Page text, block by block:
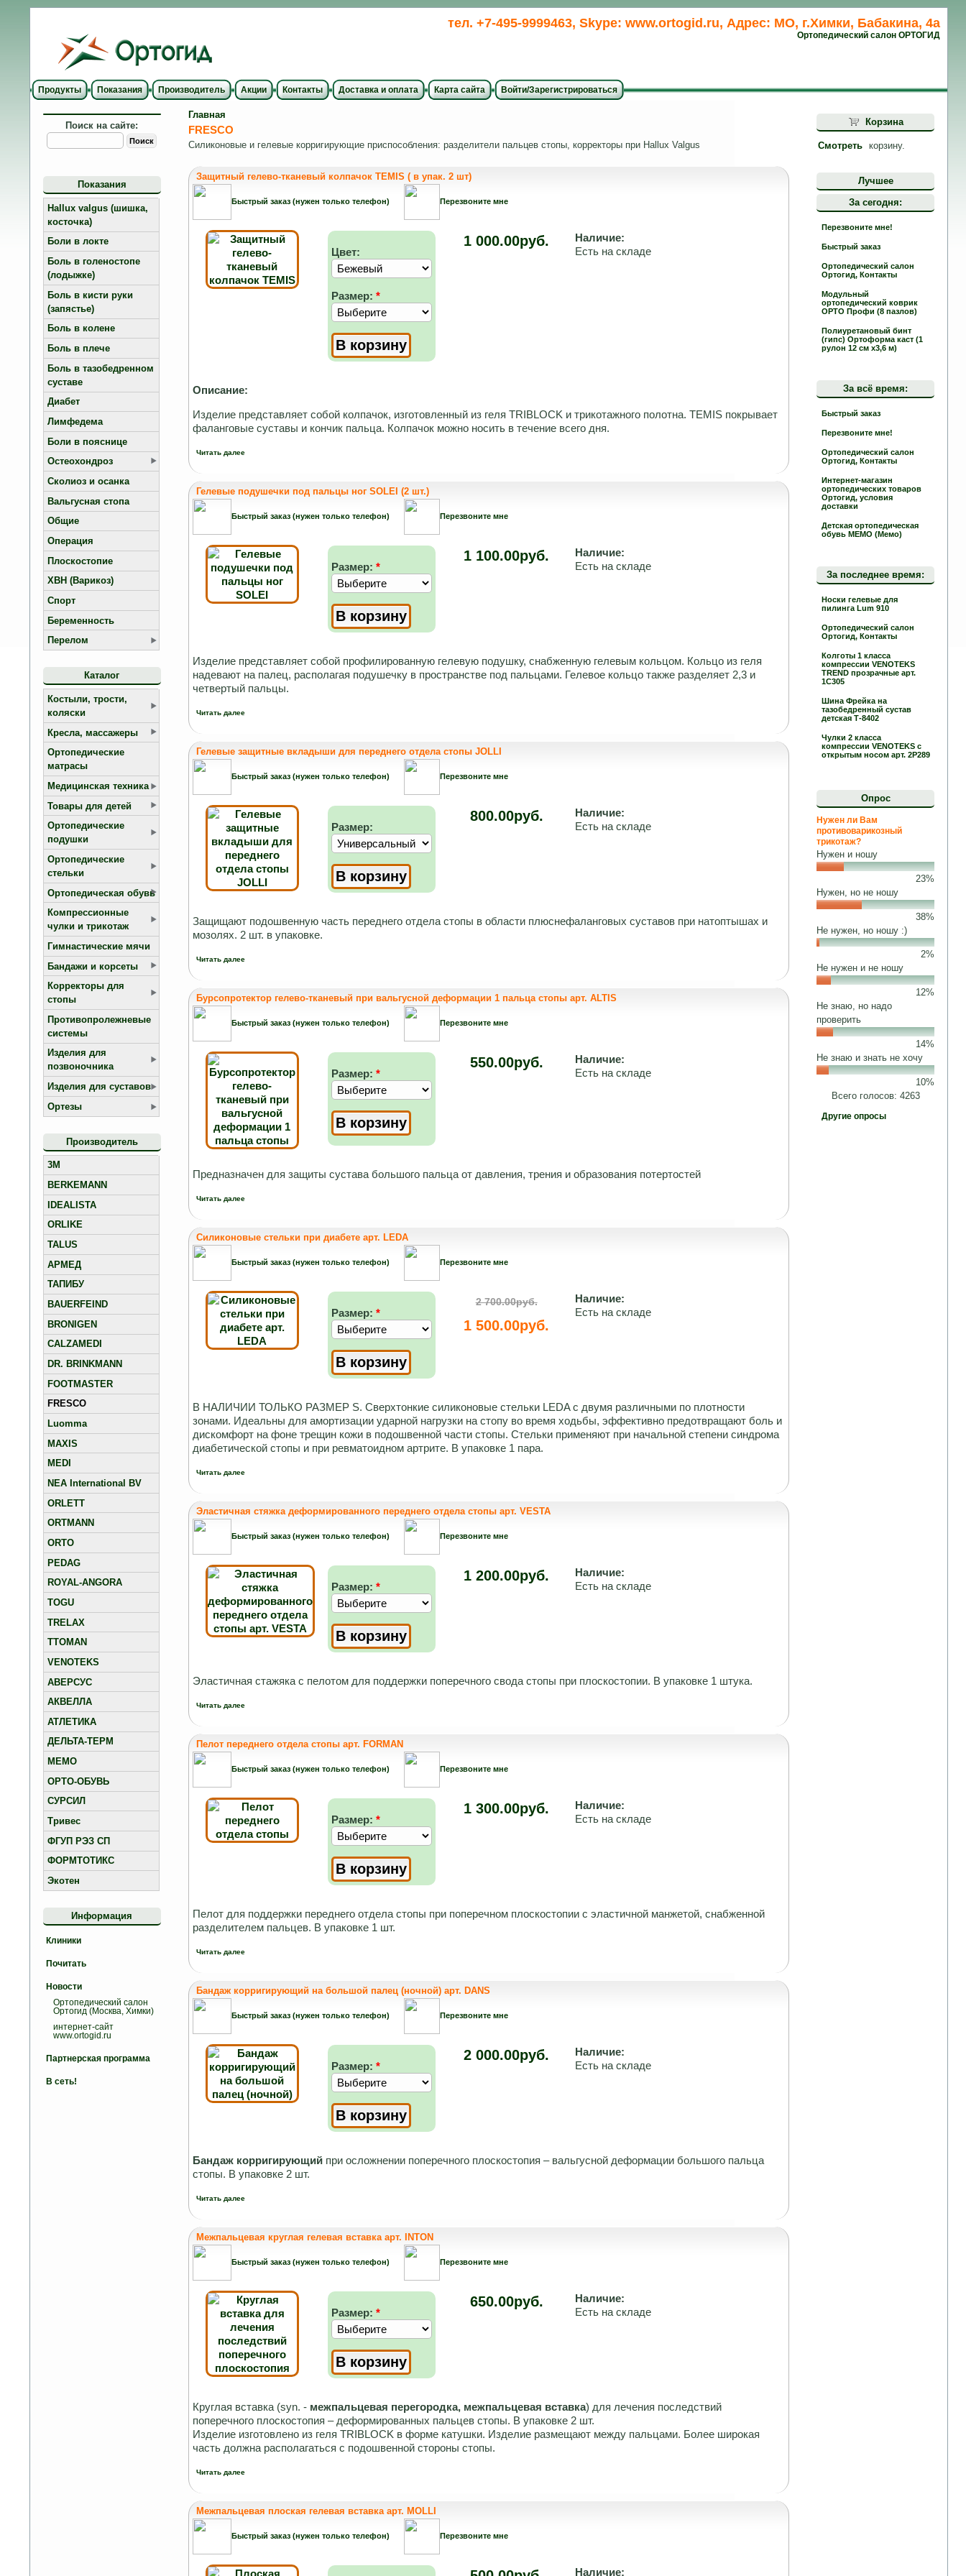
тел. +7-495-9999463, Skype: www.ortogid.ru, Адрес: МО, г.Химки, Бабакина, 4а
Ортопедический салон ОРТОГИД
Продукты Показания Производитель Акции Контакты Доставка и оплата Карта сайта Войти/Зарегистрироваться
Поиск на сайте:
Показания
Hallux valgus (шишка,
косточка)
Боли в локте
Боль в голеностопе
(лодыжке)
Боль в кисти руки
(запястье)
Боль в колене
Боль в плече
Боль в тазобедренном
суставе
Диабет
Лимфедема
Боли в пояснице
Остеохондроз
Сколиоз и осанка
Вальгусная стопа
Общие
Операция
Плоскостопие
ХВН (Варикоз)
Спорт
Беременность
Перелом
Каталог
Костыли, трости,
коляски
Кресла, массажеры
Ортопедические
матрасы
Медицинская техника
Товары для детей
Ортопедические
подушки
Ортопедические
стельки
Ортопедическая обувь
Компрессионные
чулки и трикотаж
Гимнастические мячи
Бандажи и корсеты
Корректоры для
стопы
Противопролежневые
системы
Изделия для
позвоночника
Изделия для суставов
Ортезы
Производитель
3M
BERKEMANN
IDEALISTA
ORLIKE
TALUS
АРМЕД
ТАПИБУ
BAUERFEIND
BRONIGEN
CALZAMEDI
DR. BRINKMANN
FOOTMASTER
FRESCO
Luomma
MAXIS
MEDI
NEA International BV
ORLETT
ORTMANN
ORTO
PEDAG
ROYAL-ANGORA
TOGU
TRELAX
TTOMAN
VENOTEKS
АВЕРСУС
АКВЕЛЛА
АТЛЕТИКА
ДЕЛЬТА-ТЕРМ
МЕМО
ОРТО-ОБУВЬ
СУРСИЛ
Тривес
ФГУП РЭЗ СП
ФОРМТОТИКС
Экотен
Информация
Клиники
Почитать
Новости
Ортопедический салон
Ортогид (Москва, Химки)
интернет-сайт
www.ortogid.ru
Партнерская программа
В сеть!
Главная
FRESCO
Силиконовые и гелевые корригирующие приспособления: разделители пальцев стопы, корректоры при Hallux Valgus
Защитный гелево-тканевый колпачок TEMIS ( в упак. 2 шт)
Быстрый заказ (нужен только телефон) Перезвоните мне
1 000.00руб.
Наличие:
Есть на складе
Описание:
Изделие представляет собой колпачок, изготовленный из геля TRIBLOCK и трикотажного полотна. TEMIS покрывает
фаланговые суставы и кончик пальца. Колпачок можно носить в течение всего дня.
Цвет:
Размер: *
Читать далее
Гелевые подушечки под пальцы ног SOLEI (2 шт.)
Быстрый заказ (нужен только телефон) Перезвоните мне
1 100.00руб.
Наличие:
Есть на складе
Изделие представляет собой профилированную гелевую подушку, снабженную гелевым кольцом. Кольцо из геля
надевают на палец, располагая подушечку в пространстве под пальцами. Гелевое кольцо также разделяет 2,3 и
четвертый пальцы.
Размер: *
Читать далее
Гелевые защитные вкладыши для переднего отдела стопы JOLLI
Быстрый заказ (нужен только телефон) Перезвоните мне
800.00руб.
Наличие:
Есть на складе
Защищают подошвенную часть переднего отдела стопы в области плюснефаланговых суставов при натоптышах и
мозолях. 2 шт. в упаковке.
Размер:
Читать далее
Бурсопротектор гелево-тканевый при вальгусной деформации 1 пальца стопы арт. ALTIS
Быстрый заказ (нужен только телефон) Перезвоните мне
550.00руб.
Наличие:
Есть на складе
Предназначен для защиты сустава большого пальца от давления, трения и образования потертостей
Размер: *
Читать далее
Силиконовые стельки при диабете арт. LEDA
Быстрый заказ (нужен только телефон) Перезвоните мне
2 700.00руб.
1 500.00руб.
Наличие:
Есть на складе
В НАЛИЧИИ ТОЛЬКО РАЗМЕР S. Сверхтонкие силиконовые стельки LEDA с двумя различными по плотности
зонами. Идеальны для амортизации ударной нагрузки на стопу во время ходьбы, эффективно предотвращают боль и
дискомфорт на фоне трещин кожи в подошвенной части стопы. Стельки применяют при начальной степени синдрома
диабетической стопы и при ревматоидном артрите. В упаковке 1 пара.
Размер: *
Читать далее
Эластичная стяжка деформированного переднего отдела стопы арт. VESTA
Быстрый заказ (нужен только телефон) Перезвоните мне
1 200.00руб.
Наличие:
Есть на складе
Эластичная стажяка с пелотом для поддержки поперечного свода стопы при плоскостопии. В упаковке 1 штука.
Размер: *
Читать далее
Пелот переднего отдела стопы арт. FORMAN
Быстрый заказ (нужен только телефон) Перезвоните мне
1 300.00руб.
Наличие:
Есть на складе
Пелот для поддержки переднего отдела стопы при поперечном плоскостопии с эластичной манжетой, снабженной
разделителем пальцев. В упаковке 1 шт.
Размер: *
Читать далее
Бандаж корригирующий на большой палец (ночной) арт. DANS
Быстрый заказ (нужен только телефон) Перезвоните мне
2 000.00руб.
Наличие:
Есть на складе
Бандаж корригирующийпри осложнении поперечного плоскостопия – вальгусной деформации большого пальца
стопы. В упаковке 2 шт.
Размер: *
Читать далее
Межпальцевая круглая гелевая вставка арт. INTON
Быстрый заказ (нужен только телефон) Перезвоните мне
650.00руб.
Наличие:
Есть на складе
Круглая вставка (syn. - межпальцевая перегородка, межпальцевая вставка) для лечения последствий
поперечного плоскостопия – деформированных пальцев стопы. В упаковке 2 шт.
Изделие изготовлено из геля TRIBLOCK в форме катушки. Изделие размещают между пальцами. Более широкая
часть должна располагаться с подошвенной стороны стопы.
Размер: *
Читать далее
Межпальцевая плоская гелевая вставка арт. MOLLI
Быстрый заказ (нужен только телефон) Перезвоните мне
Наличие:
Корзина
Смотреть корзину.
Лучшее
За сегодня:
Перезвоните мне!
Быстрый заказ
Ортопедический салон
Ортогид, Контакты
Модульный
ортопедический коврик
ОРТО Профи (8 пазлов)
Полиуретановый бинт
(гипс) Ортоформа каст (1
рулон 12 см х3,6 м)
За всё время:
Быстрый заказ
Перезвоните мне!
Ортопедический салон
Ортогид, Контакты
Интернет-магазин
ортопедических товаров
Ортогид, условия
доставки
Детская ортопедическая
обувь MEMO (Мемо)
За последнее время:
Носки гелевые для
пилинга Lum 910
Ортопедический салон
Ортогид, Контакты
Колготы 1 класса
компрессии VENOTEKS
TREND прозрачные арт.
1C305
Шина Фрейка на
тазобедренный сустав
детская Т-8402
Чулки 2 класса
компрессии VENOTEKS с
открытым носом арт. 2P289
Опрос
Нужен ли Вам
противоварикозный
трикотаж?
Нужен и ношу
23%
Нужен, но не ношу
38%
Не нужен, но ношу :)
2%
Не нужен и не ношу
12%
Не знаю, но надо
проверить
14%
Не знаю и знать не хочу
10%
Всего голосов: 4263
Другие опросы